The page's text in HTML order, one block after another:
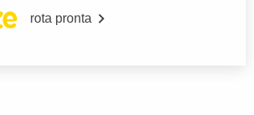
rota pronta